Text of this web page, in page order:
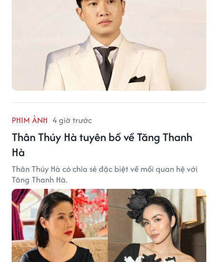
PHIM ẢNH 4 giờ trước
Thân Thúy Hà tuyên bố về Tăng Thanh
Hà
Thân Thúy Hà có chia sẻ đặc biệt về mối quan hệ với
Tăng Thanh Hà.